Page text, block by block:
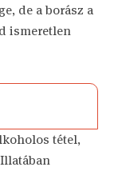
de a borász a
ismeretlen
tétel,